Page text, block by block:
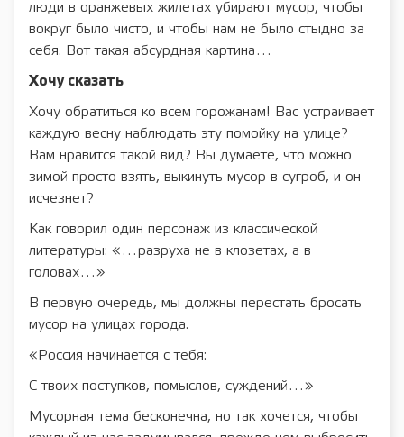
люди в оранжевых жилетах убирают мусор, чтобы
вокруг было чисто, и чтобы нам не было стыдно за
себя. Вот такая абсурдная картина…
Хочу сказать
Хочу обратиться ко всем горожанам! Вас устраивает
каждую весну наблюдать эту помойку на улице?
Вам нравится такой вид? Вы думаете, что можно
зимой просто взять, выкинуть мусор в сугроб, и он
исчезнет?
Как говорил один персонаж из классической
литературы: «…разруха не в клозетах, а в
головах…»
В первую очередь, мы должны перестать бросать
мусор на улицах города.
«Россия начинается с тебя:
С твоих поступков, помыслов, суждений…»
Мусорная тема бесконечна, но так хочется, чтобы